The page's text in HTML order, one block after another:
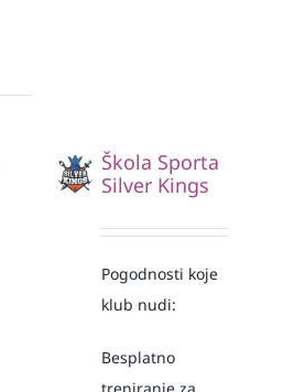
Škola Sporta
Silver Kings
Pogodnosti koje
klub nudi:
Besplatno
treniranje za